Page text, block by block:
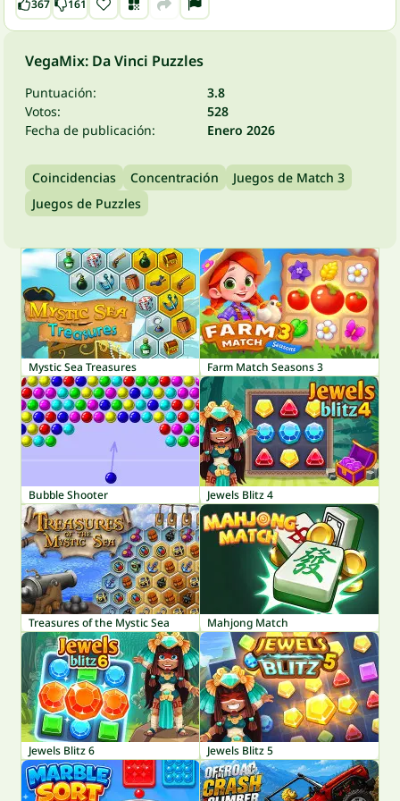
367 161
VegaMix: Da Vinci Puzzles
Puntuación:
3.8
Votos:
528
Fecha de publicación:
Enero 2026
Coincidencias Concentración
Juegos de Match 3
Juegos de Puzzles
Mystic Sea Treasures Farm Match Seasons 3
Bubble Shooter Jewels Blitz 4
Treasures of the Mystic Sea Mahjong Match
Jewels Blitz 6 Jewels Blitz 5